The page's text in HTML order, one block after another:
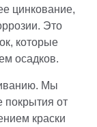
цинкование,
Это
которые
осадков.
Мы
от
краски